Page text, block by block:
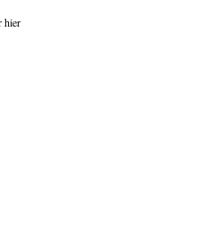
hier